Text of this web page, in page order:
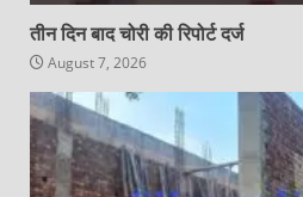
तीन दिन बाद चोरी की रिपोर्ट दर्ज
August 7, 2026